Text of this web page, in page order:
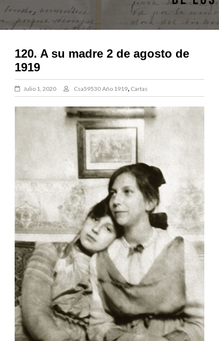
120. A su madre 2 de agosto de
1919
Julio 1, 2020 Csa59530 Año 1919, Cartas